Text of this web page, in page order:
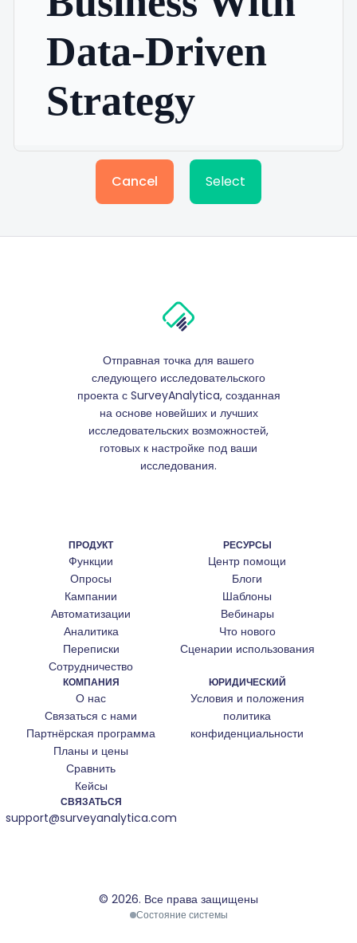
Cancel Select
Отправная точка для вашего
следующего исследовательского
проекта с SurveyAnalytica, созданная
на основе новейших и лучших
исследовательских возможностей,
готовых к настройке под ваши
исследования.
ПРОДУКТ
Функции
Опросы
Кампании
Автоматизации
Аналитика
Переписки
Сотрудничество
РЕСУРСЫ
Центр помощи
Блоги
Шаблоны
Вебинары
Что нового
Сценарии использования
КОМПАНИЯ
О нас
Связаться с нами
Партнёрская программа
Планы и цены
Сравнить
Кейсы
ЮРИДИЧЕСКИЙ
Условия и положения
политика
конфиденциальности
СВЯЗАТЬСЯ
support@surveyanalytica.com
© 2026. Все права защищены
Состояние системы